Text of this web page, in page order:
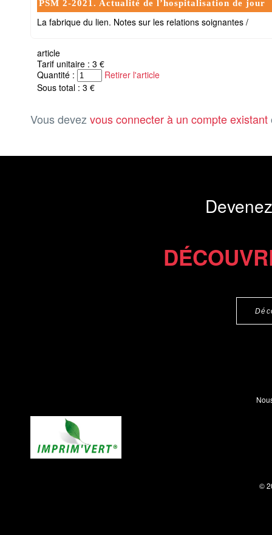
PSM 2-2021. Actualité de l’hospitalisation de jour
La fabrique du lien. Notes sur les relations soignantes /
article
Tarif unitaire : 3 €
Quantité :
Retirer l'article
Sous total : 3 €
Vous devez vous connecter à un compte existant
©